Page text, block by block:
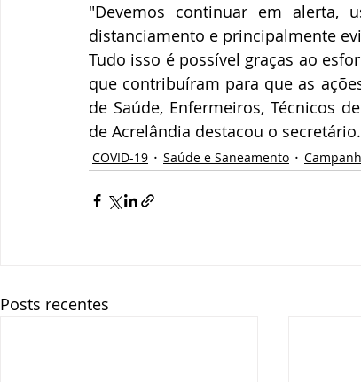
"Devemos continuar em alerta,
distanciamento e principalmente
Tudo isso é possível graças ao
que contribuíram para que as
de Saúde, Enfermeiros, Técnicos
de Acrelândia destacou o secretário.
COVID-19 Saúde e Saneamento
Posts recentes